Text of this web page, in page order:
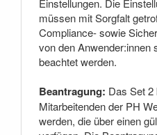
Einstellungen. Die
müssen mit Sorgfalt
Compliance- sowie
von den Anwender:innen
beachtet werden.
Beantragung: Das Set 2
Mitarbeitenden der PH
werden, die über einen